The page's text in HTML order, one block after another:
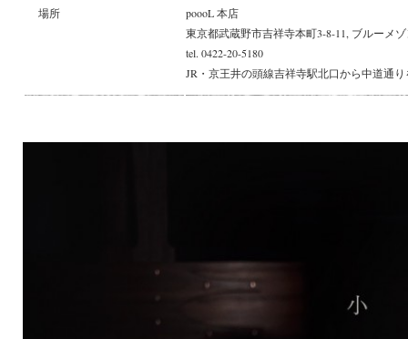
場所
poooL 本店
東京都武蔵野市吉祥寺本町3-8-11, ブルーメ
tel. 0422-20-5180
JR・京王井の頭線吉祥寺駅北口から中道通り